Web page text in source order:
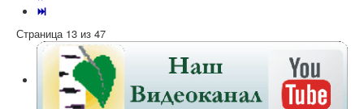
Страница 13 из 47